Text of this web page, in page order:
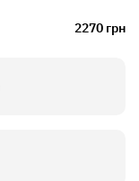
2270 грн